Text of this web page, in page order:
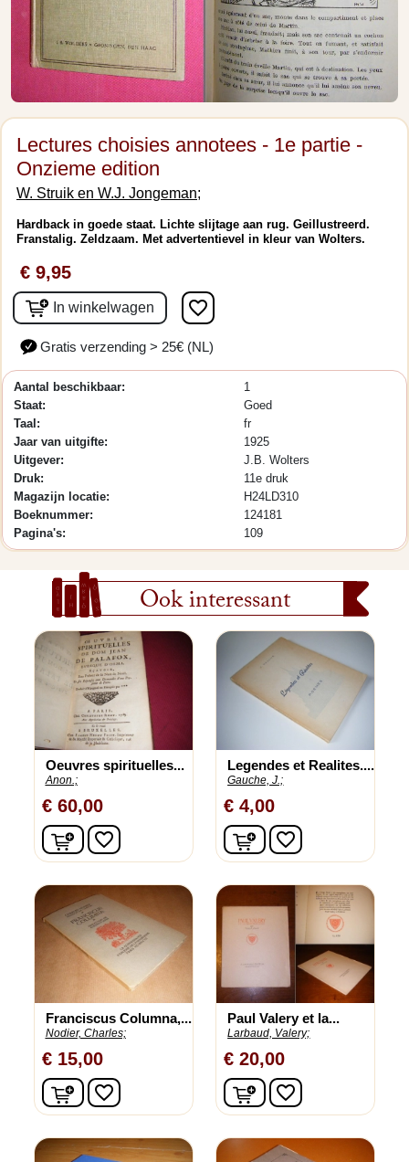
Lectures choisies annotees - 1e partie -
Onzieme edition
W. Struik en W.J. Jongeman;
Hardback in goede staat. Lichte slijtage aan rug. Geillustreerd.
Franstalig. Zeldzaam. Met advertentievel in kleur van Wolters.
€ 9,95
In winkelwagen favorite_border
Gratis verzending > 25€ (NL)
Aantal beschikbaar:
1
Staat:
Goed
Taal:
fr
Jaar van uitgifte:
1925
Uitgever:
J.B. Wolters
Druk:
11e druk
Magazijn locatie:
H24LD310
Boeknummer:
124181
Pagina's:
109
Ook interessant
Oeuvres spirituelles...
Anon.;
€ 60,00
In winkelwagen
favorite_border
Legendes et Realites....
Gauche, J.;
€ 4,00
In winkelwagen
favorite_border
Franciscus Columna,...
Nodier, Charles;
€ 15,00
In winkelwagen
favorite_border
Paul Valery et la...
Larbaud, Valery;
€ 20,00
In winkelwagen
favorite_border